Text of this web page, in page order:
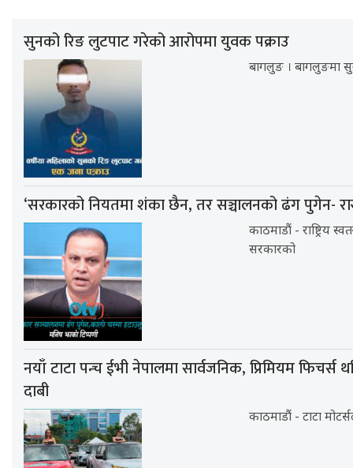
सुनको रिङ लुटपाट गरेको आरोपमा युवक पक्राउ
बागलुङ । बागलुङमा
‘सरकारको नियतमा शंका छैन, तर सञ्चालनको ढंग पुगेन-
काठमाडौं - राष्ट्रिय
सरकारको
नयाँ टाटा पन्च ईभी नेपालमा सार्वजनिक, प्रिमियम
दाबी
काठमाडौं - टाटा